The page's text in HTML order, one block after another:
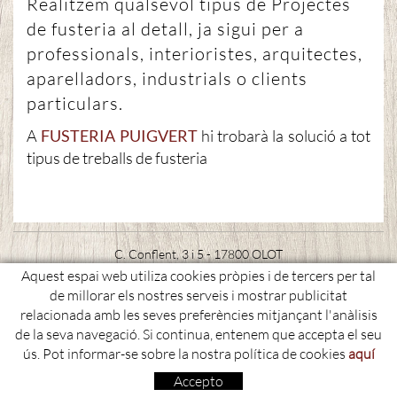
de fusteria al detall, ja sigui per a
professionals, interioristes, arquitectes,
aparelladors, industrials o clients
particulars.
A FUSTERIA PUIGVERT hi trobarà la solució a tot
tipus de treballs de fusteria
C. Conflent, 3 i 5 - 17800 OLOT
Polígon Industrial, Sector la Canya
972 27 10 25 - 608 43 46 59
fusteria@albertpuigvert.com
Política de cookies Condicions d'ús Avís legal
micrològic s.l.u
Aquest espai web utiliza cookies pròpies i de tercers per tal
de millorar els nostres serveis i mostrar publicitat
relacionada amb les seves preferències mitjançant l'anàlisis
de la seva navegació. Si continua, entenem que accepta el seu
ús. Pot informar-se sobre la nostra política de cookies aquí
Accepto